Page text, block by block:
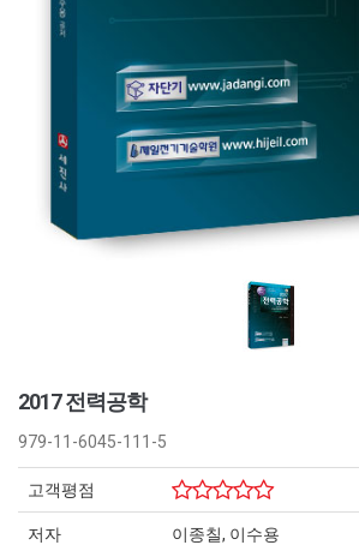
2017 전력공학
979-11-6045-111-5
고객평점
저자 이종칠, 이수용